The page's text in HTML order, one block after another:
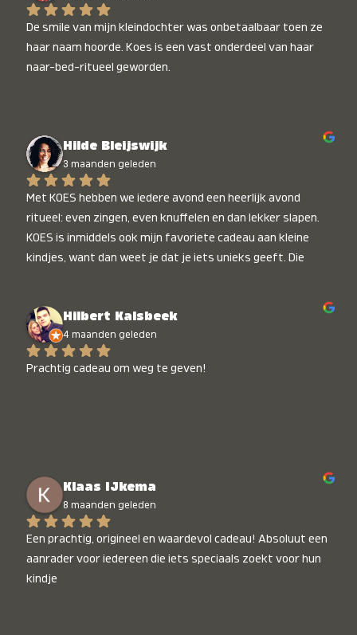
De smile van mijn kleindochter was onbetaalbaar toen ze
haar naam hoorde. Koes is een vast onderdeel van haar
naar-bed-ritueel geworden.
Hilde Bleijswijk
3 maanden geleden
Met KOES hebben we iedere avond een heerlijk avond
ritueel: even zingen, even knuffelen en dan lekker slapen.
KOES is inmiddels ook mijn favoriete cadeau aan kleine
kindjes, want dan weet je dat je iets unieks geeft. Die
Hilbert Kalsbeek
4 maanden geleden
Prachtig cadeau om weg te geven!
Klaas IJkema
8 maanden geleden
Een prachtig, origineel en waardevol cadeau! Absoluut een
aanrader voor iedereen die iets speciaals zoekt voor hun
kindje